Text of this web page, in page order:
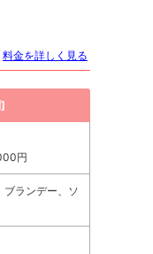
料金を詳しく見る
円
ブランデー、ソ